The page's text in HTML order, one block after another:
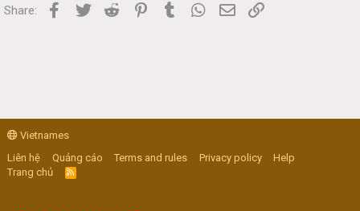
Share: Facebook
Twitter Reddit PinterestTumblr WhatsApp
Email
Vietnames
Liên hệ
Quảng cáo Terms and rules Privacy policy
Help
Trang chủ
R
S